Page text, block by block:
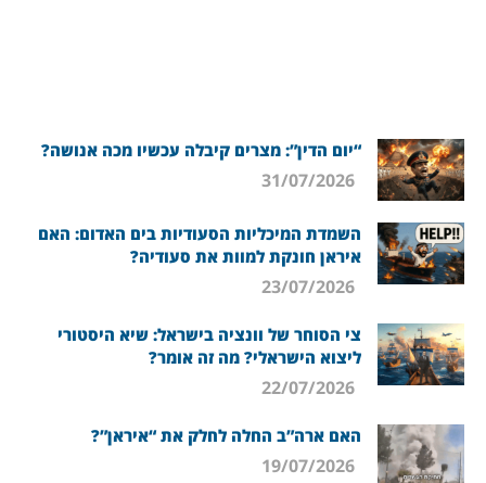
“יום הדין”: מצרים קיבלה עכשיו מכה אנושה?
השמדת המיכליות הסעודיות בים האדום: האם
איראן חונקת למוות את סעודיה?
צי הסוחר של וונציה בישראל: שיא היסטורי
ליצוא הישראלי? מה זה אומר?
האם ארה”ב החלה לחלק את “איראן”?